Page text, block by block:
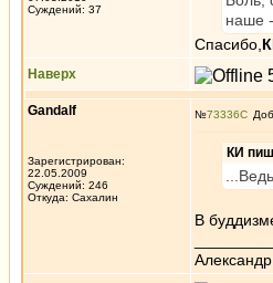
Суждений: 37
наше
Спасибо,
Наверх
Gandalf
Зарегистрирован:
22.05.2009
Суждений: 246
Откуда: Сахалин
№73336
КИ
В